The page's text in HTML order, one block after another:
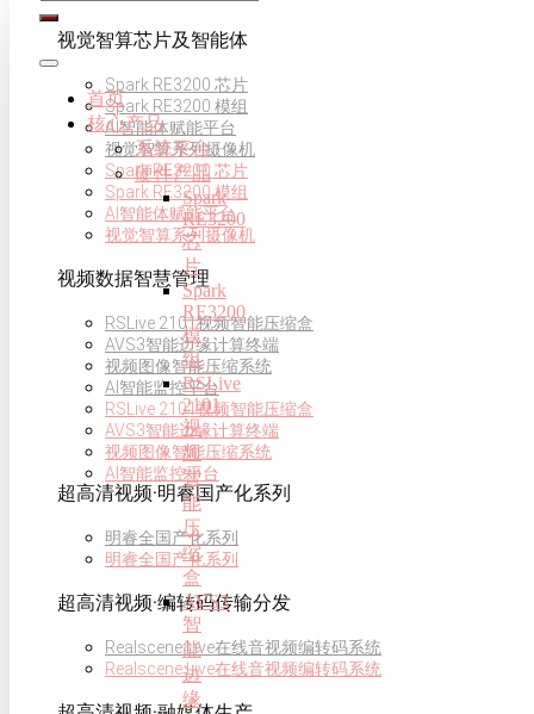
视觉智算芯片及智能体
Spark RE3200 芯片
Spark RE3200 模组
AI智能体赋能平台
视觉智算系列摄像机
Spark RE3200 芯片
Spark RE3200 模组
AI智能体赋能平台
视觉智算系列摄像机
视频数据智慧管理
RSLive 2101视频智能压缩盒
AVS3智能边缘计算终端
视频图像智能压缩系统
AI智能监控平台
RSLive 2101视频智能压缩盒
AVS3智能边缘计算终端
视频图像智能压缩系统
AI智能监控平台
超高清视频·明睿国产化系列
明睿全国产化系列
明睿全国产化系列
超高清视频·编转码传输分发
Realscene Live在线音视频编转码系统
Realscene Live在线音视频编转码系统
首页
核心产品
系统平台
硬件产品
Spark
RE3200
芯
片
Spark
RE3200
模
组
RSLive
2101
视
频
智
能
压
缩
盒
AVS3
智
能
边
缘